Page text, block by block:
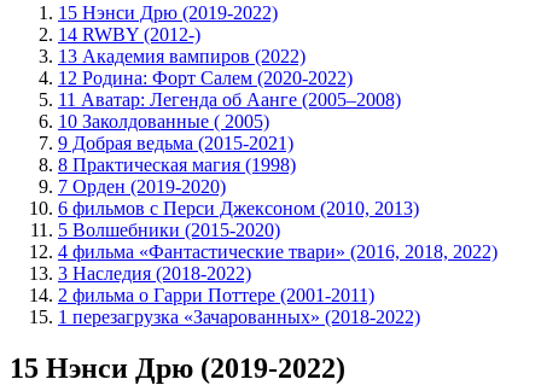
15 Нэнси Дрю (2019-2022)
14 RWBY (2012-)
13 Академия вампиров (2022)
12 Родина: Форт Салем (2020-2022)
11 Аватар: Легенда об Аанге (2005–2008)
10 Заколдованные ( 2005)
9 Добрая ведьма (2015-2021)
8 Практическая магия (1998)
7 Орден (2019-2020)
6 фильмов с Перси Джексоном (2010, 2013)
5 Волшебники (2015-2020)
4 фильма «Фантастические твари» (2016, 2018, 2022)
3 Наследия (2018-2022)
2 фильма о Гарри Поттере (2001-2011)
1 перезагрузка «Зачарованных» (2018-2022)
15 Нэнси Дрю (2019-2022)